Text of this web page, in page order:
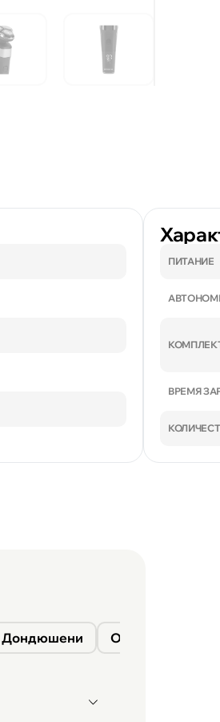
ПИТАНИЕ
ВРЕМЯ
Дондюшени Окница